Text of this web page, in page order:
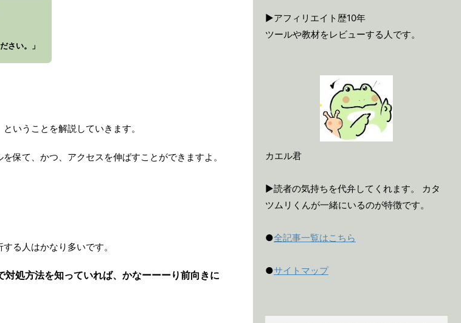
さい。」
いうことを解説していきます。
保て、かつ、アクセスを伸ばすことができますよ。
る人はかなり多いです。
処方法を知っていれば、かなーーーり前向きに
▶アフィリエイト歴10年
ツールや教材をレビューする人です。
カエル君
▶読者の気持ちを代弁してくれます。 カタ
ツムリくんが一緒にいるのが特徴です。
●全記事一覧はこちら
●サイトマップ